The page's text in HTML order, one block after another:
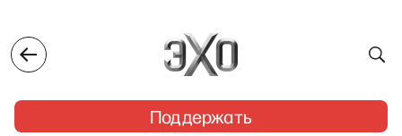
Поддержать